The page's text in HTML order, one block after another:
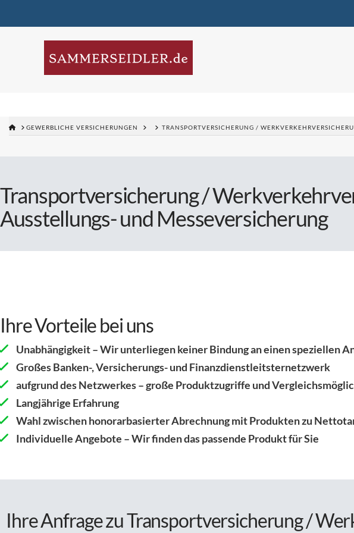
GEWERBLICHE VERSICHERUNGEN TRANSPORTVERSICHERUNG /
Transportversicherung /
Ausstellungs- und Messeversicherung
Ihre Vorteile bei uns
Unabhängigkeit – Wir unterliegen keiner Bindung an einen speziellen
Großes Banken-, Versicherungs- und Finanzdienstleitsternetzwerk
aufgrund des Netzwerkes – große Produktzugriffe und
Langjährige Erfahrung
Wahl zwischen honorarbasierter Abrechnung mit Produkten zu
Individuelle Angebote – Wir finden das passende Produkt für Sie
Ihre Anfrage zu Transportversicherung /